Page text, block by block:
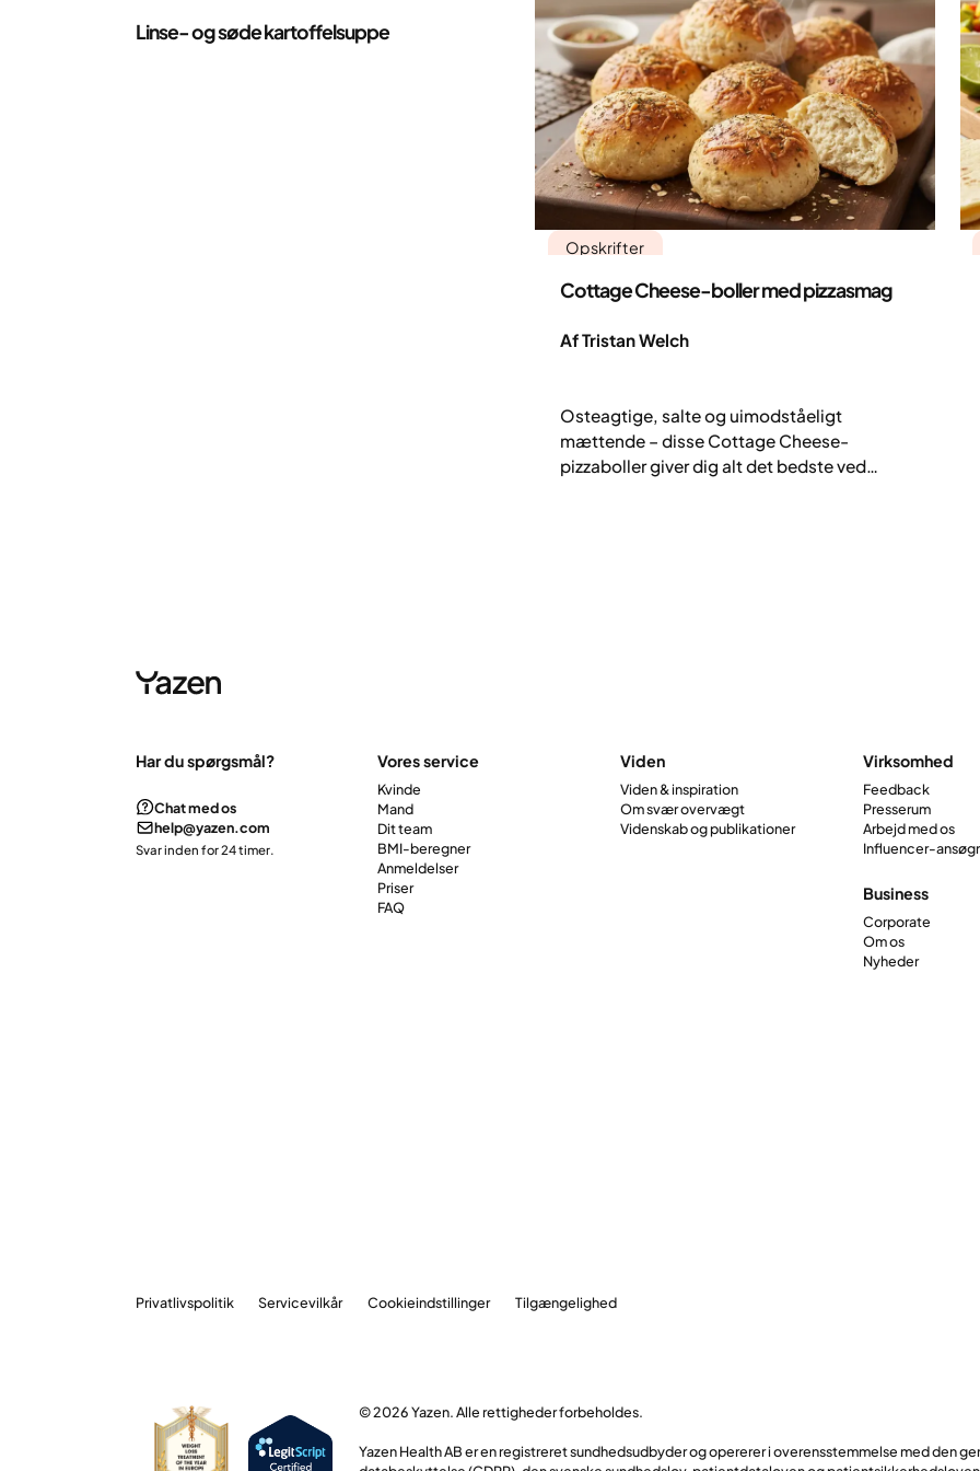
Linse- og søde kartoffelsuppe
Opskrifter
Cottage Cheese-boller med pizzasmag
Af Tristan Welch
Osteagtige, salte og uimodståeligt
mættende – disse Cottage Cheese-
pizzaboller giver dig alt det bedste ved
Har du spørgsmål?
Chat med os
help@yazen.com
Svar inden for 24 timer.
Vores service
Kvinde
Mand
Dit team
BMI-beregner
Anmeldelser
Priser
FAQ
Viden
Viden & inspiration
Om svær overvægt
Videnskab og publikationer
Virksomhed
Feedback
Presserum
Arbejd med os
Influencer-
Business
Corporate
Om os
Nyheder
Privatlivspolitik Servicevilkår Cookieindstillinger Tilgængelighed
© 2026 Yazen. Alle rettigheder forbeholdes.
Yazen Health AB er en registreret sundhedsudbyder og opererer i overensstemmelse med den